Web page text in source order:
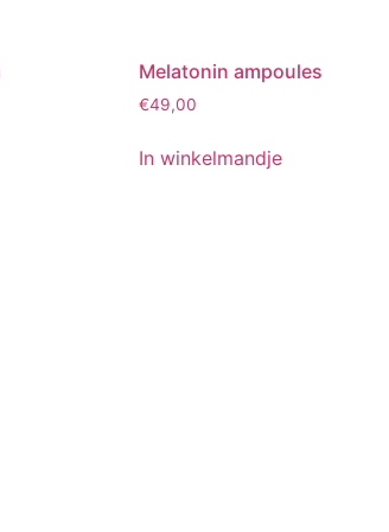
Melatonin ampoules
€49,00
In winkelmandje